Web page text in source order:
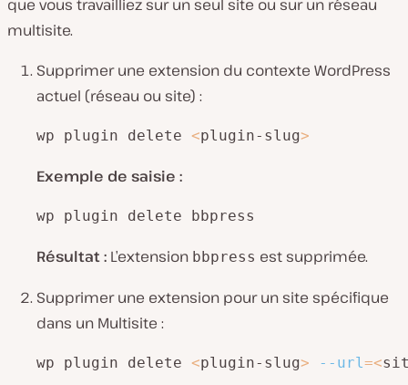
que vous travailliez sur un seul site ou sur un réseau
multisite.
Supprimer une extension du contexte WordPress
actuel (réseau ou site) :
wp plugin delete <plugin-slug>
Exemple de saisie :
wp plugin delete bbpress
Résultat : L’extension bbpress est supprimée.
Supprimer une extension pour un site spécifique
dans un Multisite :
wp plugin delete <plugin-slug> --url=<